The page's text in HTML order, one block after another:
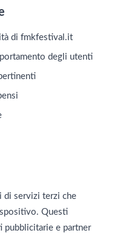
di fmkfestival.it
degli utenti
di servizi terzi che
Questi
pubblicitarie e partner